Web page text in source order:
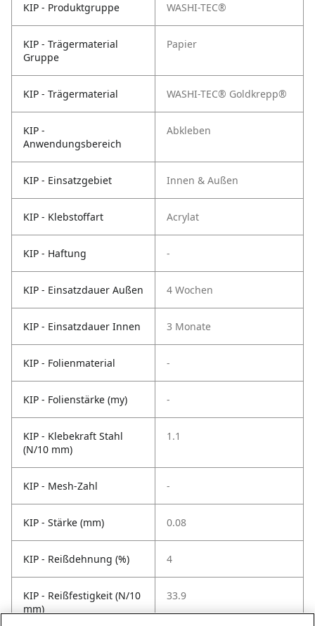
KIP - Produktgruppe WASHI-TEC®
KIP - Trägermaterial
Gruppe
Papier
KIP - Trägermaterial WASHI-TEC® Goldkrepp®
KIP -
Anwendungsbereich
Abkleben
KIP - Einsatzgebiet Innen & Außen
KIP - Klebstoffart Acrylat
KIP - Haftung -
KIP - Einsatzdauer Außen 4 Wochen
KIP - Einsatzdauer Innen 3 Monate
KIP - Folienmaterial -
KIP - Folienstärke (my) -
KIP - Klebekraft Stahl
(N/10 mm)
1.1
KIP - Mesh-Zahl -
KIP - Stärke (mm) 0.08
KIP - Reißdehnung (%) 4
KIP - Reißfestigkeit (N/10
mm)
33.9